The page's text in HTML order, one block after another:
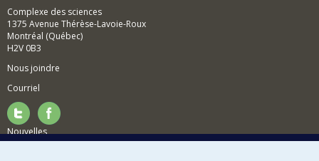
Complexe des sciences
1375 Avenue Thérèse-Lavoie-Roux
Montréal (Québec)
H2V 0B3
Nous joindre
Courriel
Nouvelles